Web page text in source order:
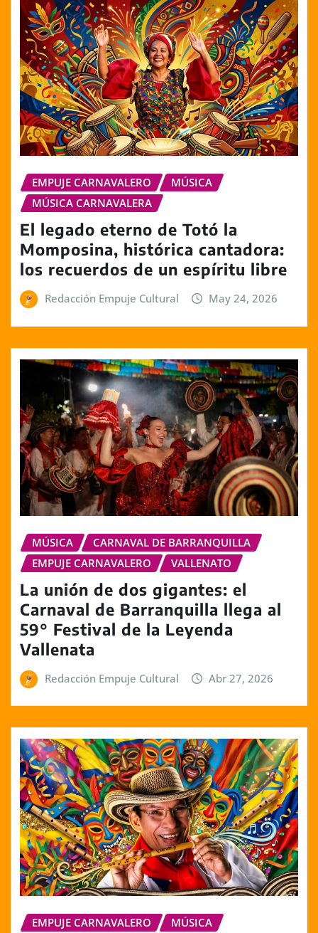
EMPUJE CARNAVALERO
MÚSICA
MÚSICA CARNAVALERA
El legado eterno de Totó la
Momposina, histórica cantadora:
los recuerdos de un espíritu libre
Redacción Empuje Cultural May 24, 2026
MÚSICA
CARNAVAL DE BARRANQUILLA
EMPUJE CARNAVALERO
VALLENATO
La unión de dos gigantes: el
Carnaval de Barranquilla llega al
59° Festival de la Leyenda
Vallenata
Redacción Empuje Cultural Abr 27, 2026
EMPUJE CARNAVALERO
MÚSICA